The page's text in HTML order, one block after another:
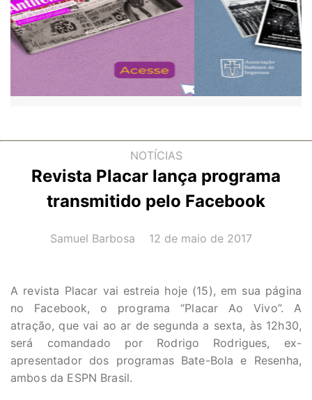
NOTÍCIAS
Revista Placar lança programa
transmitido pelo Facebook
AUTOR(A):
Samuel Barbosa DATA:
12 de maio de 2017
A revista Placar vai estreia hoje (15), em sua página
no Facebook, o programa “Placar Ao Vivo”. A
atração, que vai ao ar de segunda a sexta, às 12h30,
será comandado por Rodrigo Rodrigues, ex-
apresentador dos programas Bate-Bola e Resenha,
ambos da ESPN Brasil.